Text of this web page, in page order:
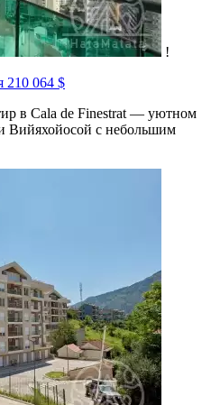
!
210 064 $
в Cala de Finestrat — уютном
Вийяхойосой с небольшим